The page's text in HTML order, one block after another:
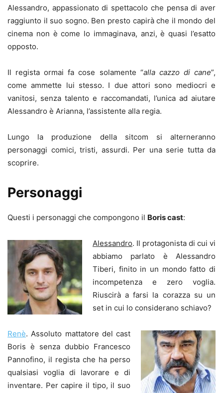
Alessandro, appassionato di spettacolo che pensa di aver
raggiunto il suo sogno. Ben presto capirà che il mondo del
cinema non è come lo immaginava, anzi, è quasi l’esatto
opposto.
Il regista ormai fa cose solamente “alla cazzo di cane”,
come ammette lui stesso. I due attori sono mediocri e
vanitosi, senza talento e raccomandati, l’unica ad aiutare
Alessandro è Arianna, l’assistente alla regia.
Lungo la produzione della sitcom si alterneranno
personaggi comici, tristi, assurdi. Per una serie tutta da
scoprire.
Personaggi
Questi i personaggi che compongono il Boris cast:
Alessandro. Il protagonista di cui vi
abbiamo parlato è Alessandro
Tiberi, finito in un mondo fatto di
incompetenza e zero voglia.
Riuscirà a farsi la corazza su un
set in cui lo considerano schiavo?
Renè. Assoluto mattatore del cast
Boris è senza dubbio Francesco
Pannofino, il regista che ha perso
qualsiasi voglia di lavorare e di
inventare. Per capire il tipo, il suo